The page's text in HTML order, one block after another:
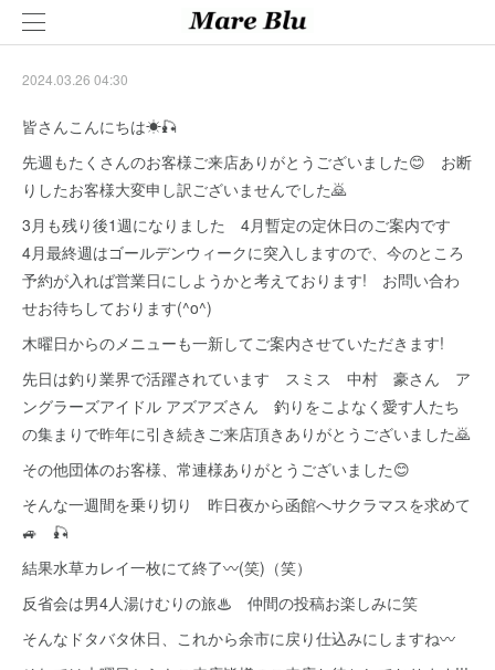
2024.03.26 04:30
皆さんこんにちは☀🎣
先週もたくさんのお客様ご来店ありがとうございました😊 お断
りしたお客様大変申し訳ございませんでした🙇
3月も残り後1週になりました 4月暫定の定休日のご案内です
4月最終週はゴールデンウィークに突入しますので、今のところ
予約が入れば営業日にしようかと考えております! お問い合わ
せお待ちしております(^o^)
木曜日からのメニューも一新してご案内させていただきます!
先日は釣り業界で活躍されています スミス 中村 豪さん ア
ングラーズアイドル アズアズさん 釣りをこよなく愛す人たち
の集まりで昨年に引き続きご来店頂きありがとうございました🙇
その他団体のお客様、常連様ありがとうございました😊
そんな一週間を乗り切り 昨日夜から函館へサクラマスを求めて
🚙 🎣
結果水草カレイ一枚にて終了〰(笑)（笑）
反省会は男4人湯けむりの旅♨ 仲間の投稿お楽しみに笑
そんなドタバタ休日、これから余市に戻り仕込みにしますね〰